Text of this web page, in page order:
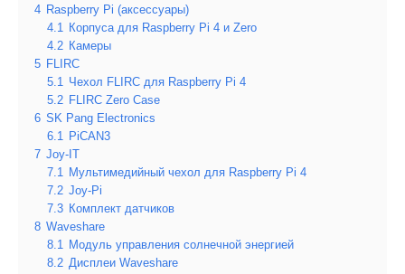
4 Raspberry Pi (аксессуары)
4.1 Корпуса для Raspberry Pi 4 и Zero
4.2 Камеры
5 FLIRC
5.1 Чехол FLIRC для Raspberry Pi 4
5.2 FLIRC Zero Case
6 SK Pang Electronics
6.1 PiCAN3
7 Joy-IT
7.1 Мультимедийный чехол для Raspberry Pi 4
7.2 Joy-Pi
7.3 Комплект датчиков
8 Waveshare
8.1 Модуль управления солнечной энергией
8.2 Дисплеи Waveshare